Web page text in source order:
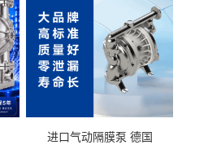
进口气动隔膜泵 德国